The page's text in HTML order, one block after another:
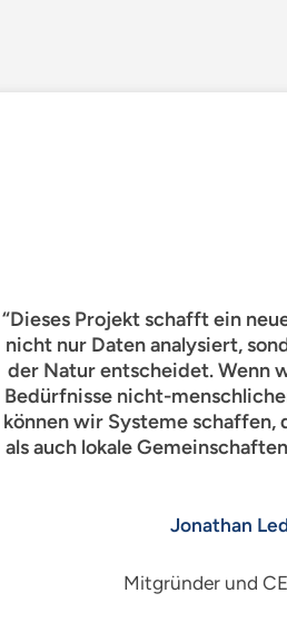
“Dieses Projekt schafft ein
nicht nur Daten analysiert,
der Natur entscheidet. Wenn
Bedürfnisse nicht-
können wir Systeme schaffen,
als auch lokale
Jonathan
Mitgründer und